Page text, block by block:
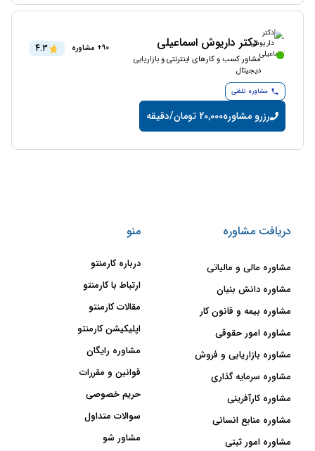
دکتر داریوش اسماعیلی
مشاور کسب و کارهای اینترنتی و بازاریابی
دیجیتال
90+ مشاوره 4.3
مشاوره تلفنی
رزرو مشاوره20,000 تومان/دقیقه
دریافت مشاوره
مشاوره مالی و مالیاتی
مشاوره دانش بنیان
مشاوره بیمه و قانون کار
مشاوره امور حقوقی
مشاوره بازاریابی و فروش
مشاوره سرمایه گذاری
مشاوره کارآفرینی
مشاوره منابع انسانی
مشاوره امور ثبتی
منو
درباره کارمنتو
ارتباط با کارمنتو
مقالات کارمنتو
اپلیکیشن کارمنتو
مشاوره رایگان
قوانین و مقررات
حریم خصوصی
سوالات متداول
مشاور شو